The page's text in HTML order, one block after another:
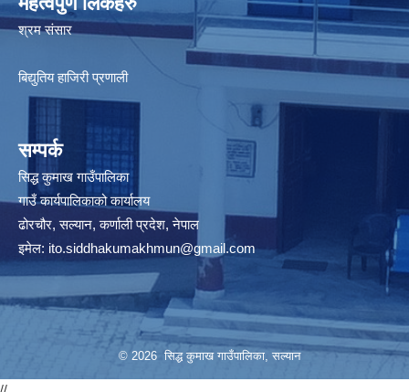
श्रम संसार
बिद्युतिय हाजिरी प्रणाली
सम्पर्क
सिद्ध कुमाख गाउँपालिका
गाउँ कार्यपालिकाको कार्यालय
ढोरचौर, सल्यान, कर्णाली प्रदेश, नेपाल
इमेल: ito.siddhakumakhmun@gmail.com
© 2026 सिद्ध कुमाख गाउँपालिका, सल्यान